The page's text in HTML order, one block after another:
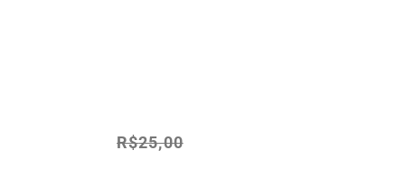
R$25,00